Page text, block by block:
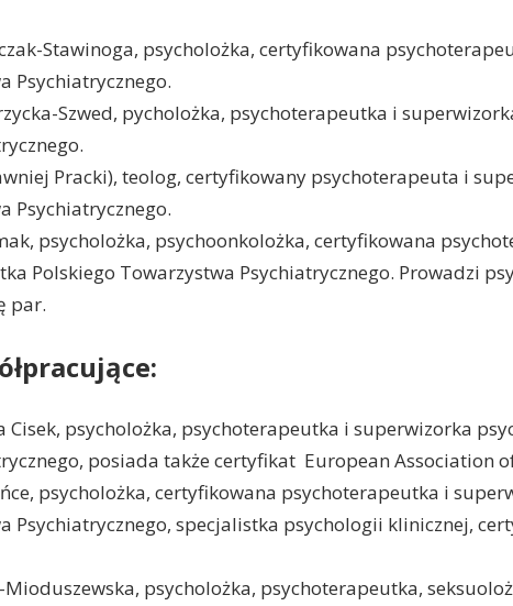
Stawinoga, psycholożka, certyfikowana
Psychiatrycznego.
Szwed, pycholożka, psychoterapeutka i
Pracki), teolog, certyfikowany psychoterapeuta i
Psychiatrycznego.
psycholożka, psychoonkolożka, certyfikowana
Polskiego Towarzystwa Psychiatrycznego. Prowadzi
par.
Cisek, psycholożka, psychoterapeutka i superwizorka
posiada także certyfikat European Association
psycholożka, certyfikowana psychoterapeutka i
Psychiatrycznego, specjalistka psychologii klinicznej,
psycholożka, psychoterapeutka,